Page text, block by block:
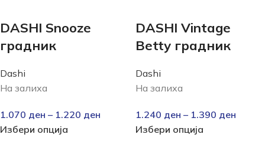
DASHI Snooze
градник
Dashi
На залиха
1.070 ден – 1.220 ден
Избери опција
DASHI Vintage
Betty градник
Dashi
На залиха
1.240 ден – 1.390 ден
Избери опција